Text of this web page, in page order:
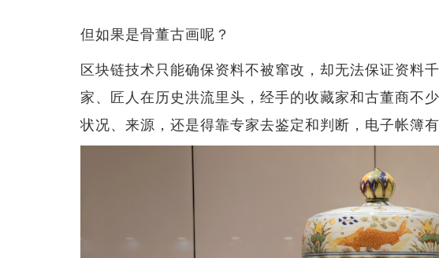
但如果是骨董古画呢？
区块链技术只能确保资料不被窜改，却无法保证资料
家、匠人在历史洪流里头，经手的收藏家和古董商不
状况、来源，还是得靠专家去鉴定和判断，电子帐簿